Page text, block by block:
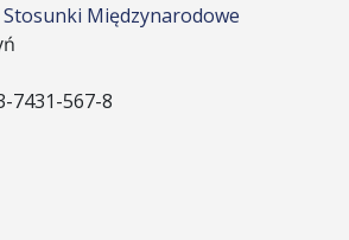
Międzynarodowe
7431-567-8